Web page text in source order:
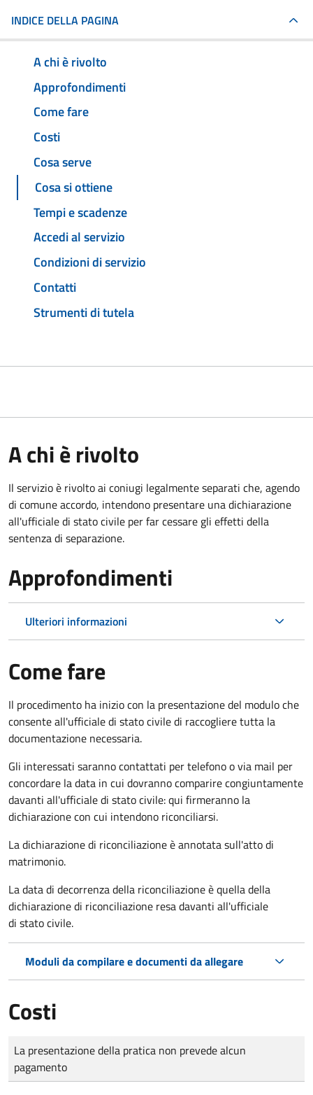
INDICE DELLA PAGINA
A chi è rivolto
Approfondimenti
Come fare
Costi
Cosa serve
Cosa si ottiene
Tempi e scadenze
Accedi al servizio
Condizioni di servizio
Contatti
Strumenti di tutela
A chi è rivolto
Il servizio è rivolto ai coniugi legalmente separati che, agendo
di comune accordo, intendono presentare una dichiarazione
all'ufficiale di stato civile per far cessare gli effetti della
sentenza di separazione.
Approfondimenti
Ulteriori informazioni
Come fare
Il procedimento ha inizio con la presentazione del modulo che
consente all'ufficiale di stato civile di raccogliere tutta la
documentazione necessaria.
Gli interessati saranno contattati per telefono o via mail per
concordare la data in cui dovranno comparire congiuntamente
davanti all'ufficiale di stato civile: qui firmeranno la
dichiarazione con cui intendono riconciliarsi.
La dichiarazione di riconciliazione è annotata sull'atto di
matrimonio.
La data di decorrenza della riconciliazione è quella della
dichiarazione di riconciliazione resa davanti all'ufficiale
di stato civile.
Moduli da compilare e documenti da allegare
Costi
Tipo di pagamento
Importo
La presentazione della pratica non prevede alcun
pagamento